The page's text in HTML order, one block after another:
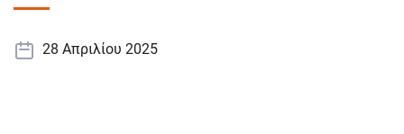
28 Απριλίου 2025